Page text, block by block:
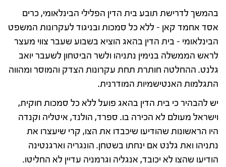
בהמשך לדרישת תובע בית הדין הפלילי הבינלאומי, כרים
אסד אחמד קאן – ללא כל סמכות ובניגוד לעקרונות המשפט
הבינלאומי – בית הדין בהאג הוציא בשבוע שעבר צווי מעצר
לראש הממשלה בנימין נתניהו ולשר הביטחון לשעבר יואב
גלנט. ההחלטה חותרת תחת עקרונות הצדק והמוסר ומהווה
התגלמות האנטישמיות המודרנית.
יש להבהיר כי בית הדין בהאג פועל ללא כל סמכות חוקית,
וישראל מעולם לא הכירה בו. ספרד, הולנד, איטליה וקנדה
היו הראשונות שהודיעו שיכבדו את הצו, קרי שיעצרו את
נתניהו ואת גלנט אם ינחתו בשטחן. הונגריה וארגנטינה
הודיעו שהצו לא יכובד, אנגליה וגרמניה עדיין לא החליטו.